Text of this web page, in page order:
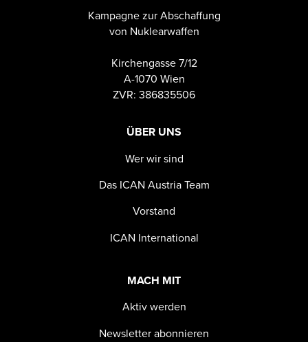
Kampagne zur Abschaffung
von Nuklearwaffen
Kirchengasse 7/12
A-1070 Wien
ZVR: 386835506
ÜBER UNS
Wer wir sind
Das ICAN Austria Team
Vorstand
ICAN International
MACH MIT
Aktiv werden
Newsletter abonnieren